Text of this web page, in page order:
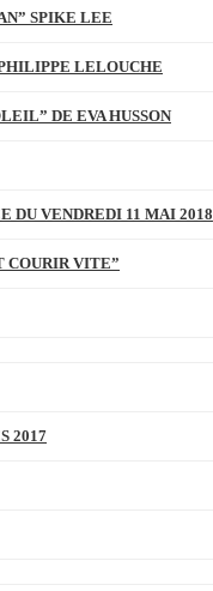
SPIKE LEE
LELOUCHE
DE EVA HUSSON
DU VENDREDI 11 MAI 2018
COURIR VITE”
2017